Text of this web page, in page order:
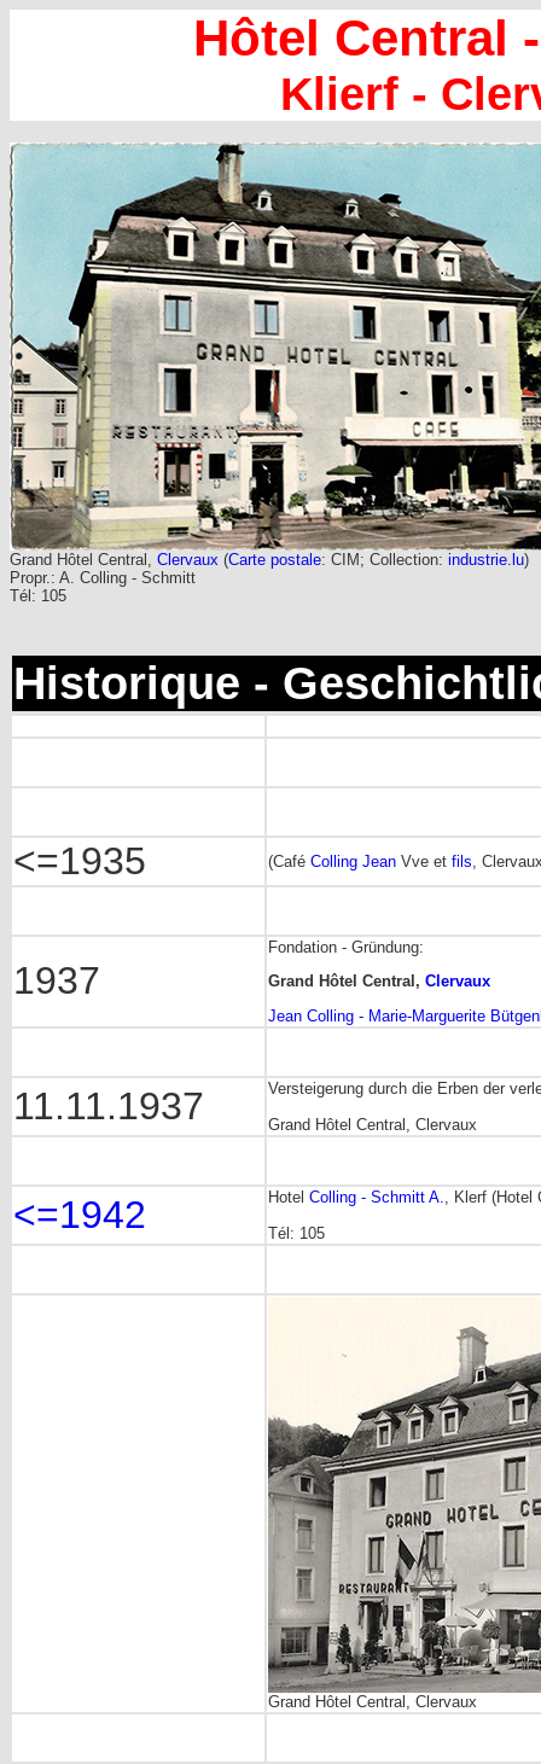
Hôtel Central
Klierf -
Grand Hôtel Central, Clervaux (Carte postale: CIM; Collection: industrie.lu)
Propr.: A. Colling - Schmitt
Tél: 105
Historique -
<=1935 (Café Colling Jean Vve et fils,
1937
Fondation - Gründung:
Grand Hôtel Central, Clervaux
Jean Colling - Marie-Marguerite
11.11.1937
Versteigerung durch die Erben der
Grand Hôtel Central, Clervaux
<=1942 Hotel Colling - Schmitt A., Klerf (Hotel
Tél: 105
Grand Hôtel Central, Clervaux